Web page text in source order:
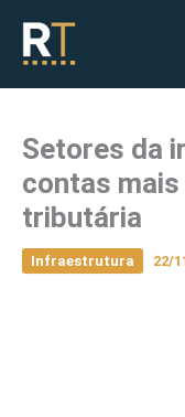
conteúdo
Setores da
contas
tributária
Infraestrutura 22/